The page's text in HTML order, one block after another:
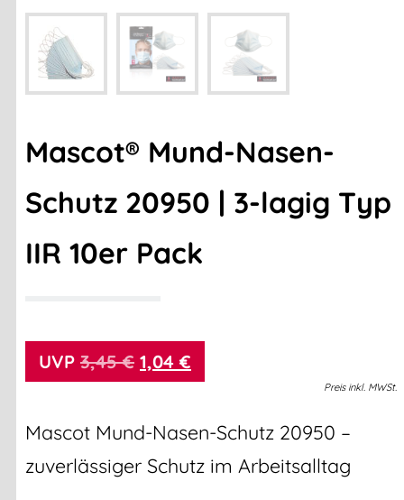
Mascot® Mund-Nasen-
Schutz 20950 | 3-lagig Typ
IIR 10er Pack
3,45€ 1,04 €
Preis inkl. MWSt.
Mascot Mund-Nasen-Schutz 20950 –
zuverlässiger Schutz im Arbeitsalltag